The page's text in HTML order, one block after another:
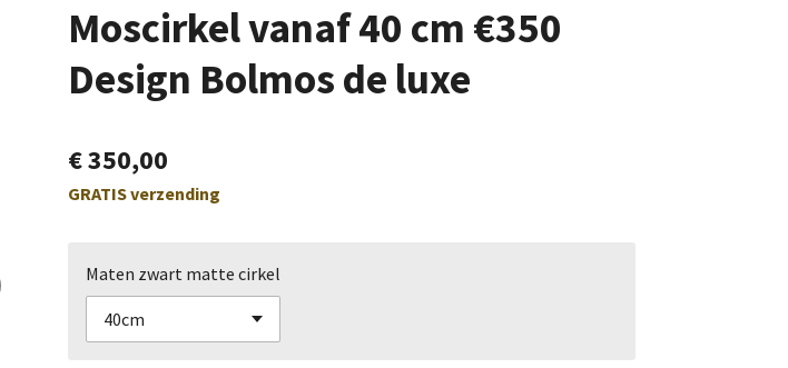
Moscirkel vanaf 40 cm €350
Design Bolmos de luxe
€ 350,00
GRATIS verzending
Maten zwart matte cirkel